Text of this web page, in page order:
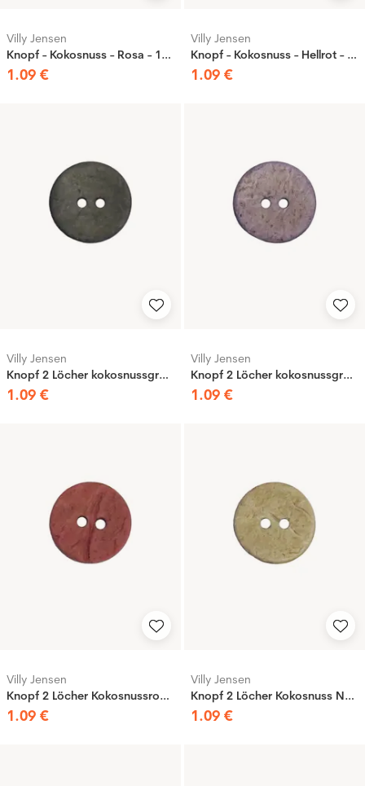
Villy Jensen
Knopf - Kokosnuss - Rosa - 15mm
1.09 €
Villy Jensen
Knopf - Kokosnuss - Hellrot - 15mm
1.09 €
Villy Jensen
Knopf 2 Löcher kokosnussgrau, 15mm
1.09 €
Villy Jensen
Knopf 2 Löcher kokosnussgrau rosa, 15mm
1.09 €
Villy Jensen
Knopf 2 Löcher Kokosnussrost, 15mm
1.09 €
Villy Jensen
Knopf 2 Löcher Kokosnuss Natur, 15mm
1.09 €